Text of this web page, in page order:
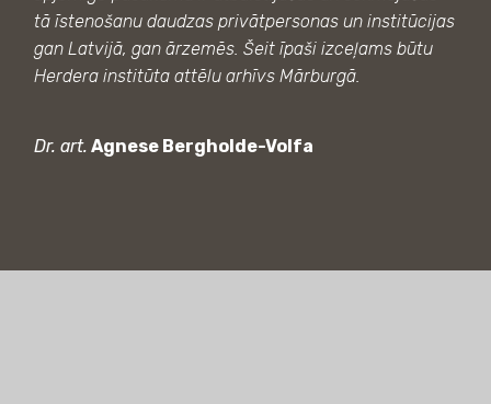
tā īstenošanu daudzas privātpersonas un institūcijas
gan Latvijā, gan ārzemēs. Šeit īpaši izceļams būtu
Herdera institūta attēlu arhīvs Mārburgā.
Dr. art. Agnese Bergholde-Volfa